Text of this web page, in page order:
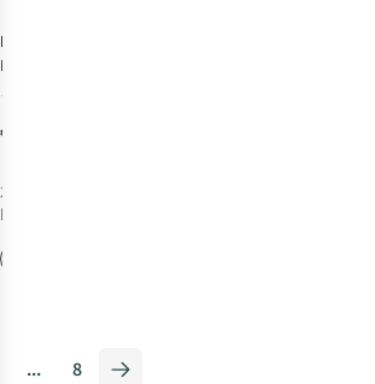
Fjällräven
Raven 28
€129,95
2
beschikbaar
... 8